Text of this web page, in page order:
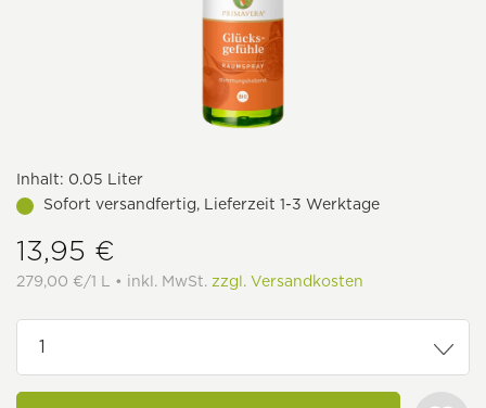
Inhalt: 0.05 Liter
Sofort versandfertig, Lieferzeit 1-3 Werktage
13,95 €
279,00 €/1 L • inkl. MwSt. zzgl. Versandkosten